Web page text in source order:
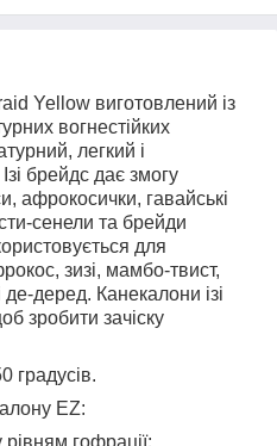
Yellow виготовлений із
вогнестійких
легкий і
брейдс дає змогу
афрокосички, гавайські
сенели та брейди
для
зизі, мамбо-твист,
де-деред. Канекалони ізі
зробити зачіску
градусів.
EZ:
гофрації;